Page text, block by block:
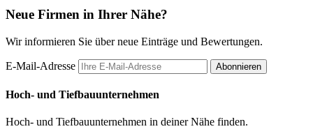
Neue Firmen in Ihrer Nähe?
Wir informieren Sie über neue Einträge und Bewertungen.
E-Mail-Adresse Abonnieren
Hoch- und Tiefbauunternehmen
Hoch- und Tiefbauunternehmen in deiner Nähe finden.